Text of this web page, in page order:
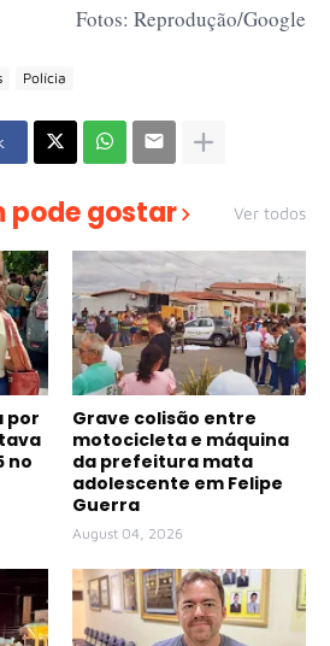
Fotos: Reprodução/Google
Polícia
pode gostar Ver todos
por
no
Grave colisão entre
motocicleta e máquina
da prefeitura mata
adolescente em Felipe
Guerra
August 04, 2026